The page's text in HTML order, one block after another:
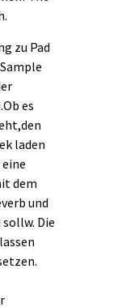
zu Pad
es
laden
dem
und
Die